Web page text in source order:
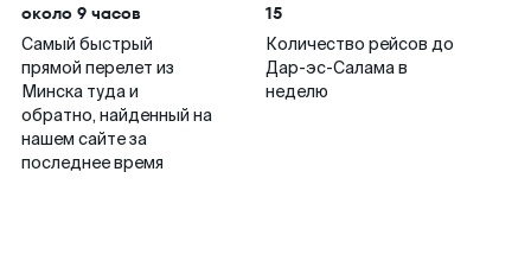
около 9 часов
Самый быстрый
прямой перелет из
Минска туда и
обратно, найденный на
нашем сайте за
последнее время
15
Количество рейсов до
Дар-эс-Салама в
неделю